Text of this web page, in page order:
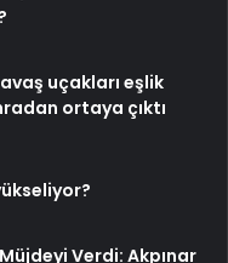
uçakları eşlik
ortaya çıktı
Verdi: Akpınar